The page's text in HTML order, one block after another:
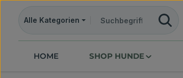
Hauptinhalt springen
Zur Suche springen
Zur Hauptnavigation springen
Alle Kategorien
HOME SHOP HUNDE